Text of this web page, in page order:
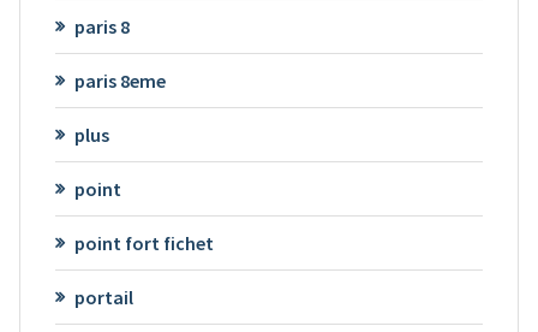
paris 8
paris 8eme
plus
point
point fort fichet
portail